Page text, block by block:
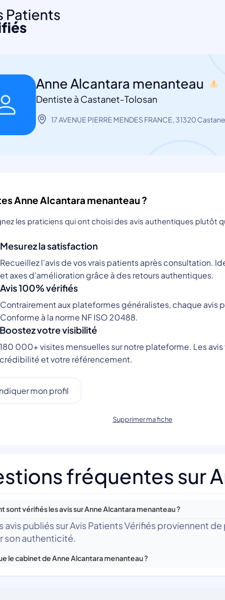
Anne Alcantara menanteau
Dentiste à Castanet-Tolosan
17 AVENUE PIERRE MENDES FRANCE, 31320
Anne Alcantara menanteau ?
les praticiens qui ont choisi des avis authentiques plutôt
Mesurez la satisfaction
Recueillez l'avis de vos vrais patients après consultation.
et axes d'amélioration grâce à des retours authentiques.
Avis 100% vérifiés
Contrairement aux plateformes généralistes, chaque avis
Conforme à la norme NF ISO 20488.
Boostez votre visibilité
180 000+ visites mensuelles sur notre plateforme. Les
crédibilité et votre référencement.
mon profil
Supprimer ma fiche
fréquentes sur
sont vérifiés les avis sur Anne Alcantara menanteau ?
avis publiés sur Avis Patients Vérifiés proviennent
son authenticité.
le cabinet de Anne Alcantara menanteau ?